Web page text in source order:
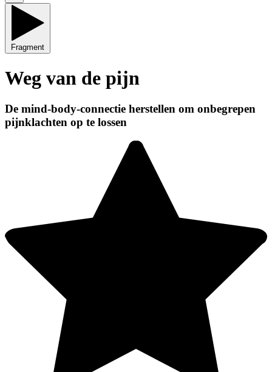
Fragment
Weg van de pijn
De mind-body-connectie herstellen om onbegrepen
pijnklachten op te lossen